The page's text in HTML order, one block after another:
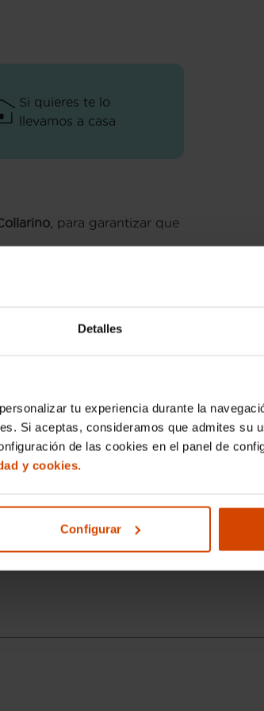
Detalles
tu experiencia durante la
Si aceptas, consideramos que admites su
de las cookies en el panel de
y cookies.
Configurar
Si quieres te lo
llevamos a casa
, para garantizar que